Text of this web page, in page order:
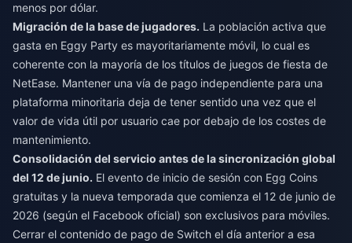
menos por dólar.
Migración de la base de jugadores. La población activa que
gasta en Eggy Party es mayoritariamente móvil, lo cual es
coherente con la mayoría de los títulos de juegos de fiesta de
NetEase. Mantener una vía de pago independiente para una
plataforma minoritaria deja de tener sentido una vez que el
valor de vida útil por usuario cae por debajo de los costes de
mantenimiento.
Consolidación del servicio antes de la sincronización global
del 12 de junio. El evento de inicio de sesión con Egg Coins
gratuitas y la nueva temporada que comienza el 12 de junio de
2026 (según el Facebook oficial) son exclusivos para móviles.
Cerrar el contenido de pago de Switch el día anterior a esa